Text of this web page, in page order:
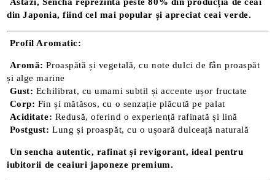
din Japonia, fiind cel mai popular și apreciat ceai verde.
Profil Aromatic:
Aromă: Proaspătă și vegetală, cu note dulci de fân proaspăt
și alge marine
Gust: Echilibrat, cu umami subtil și accente ușor fructate
Corp: Fin și mătăsos, cu o senzație plăcută pe palat
Aciditate: Redusă, oferind o experiență rafinată și lină
Postgust: Lung și proaspăt, cu o ușoară dulceață naturală
Un sencha autentic, rafinat și revigorant, ideal pentru
iubitorii de ceaiuri japoneze premium.